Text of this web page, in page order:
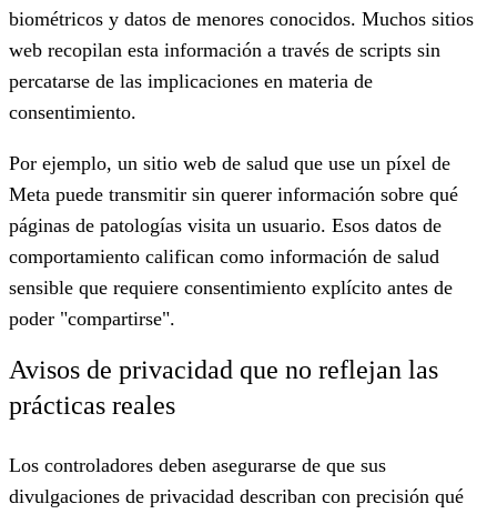
biométricos y datos de menores conocidos. Muchos sitios
web recopilan esta información a través de scripts sin
percatarse de las implicaciones en materia de
consentimiento.
Por ejemplo, un sitio web de salud que use un píxel de
Meta puede transmitir sin querer información sobre qué
páginas de patologías visita un usuario. Esos datos de
comportamiento califican como información de salud
sensible que requiere consentimiento explícito antes de
poder "compartirse".
Avisos de privacidad que no reflejan las
prácticas reales
Los controladores deben asegurarse de que sus
divulgaciones de privacidad describan con precisión qué